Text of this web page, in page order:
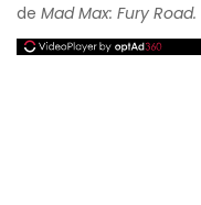
de Mad Max: Fury Road.